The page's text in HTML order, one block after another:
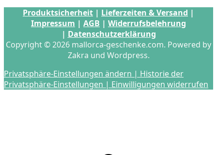
Produktsicherheit | Lieferzeiten & Versand |
Impressum | AGB | Widerrufsbelehrung
| Datenschutzerklärung
Copyright © 2026 mallorca-geschenke.com. Powered by
Zakra und Wordpress.
Privatsphäre-Einstellungen ändern | Historie der
Privatsphäre-Einstellungen | Einwilligungen widerrufen